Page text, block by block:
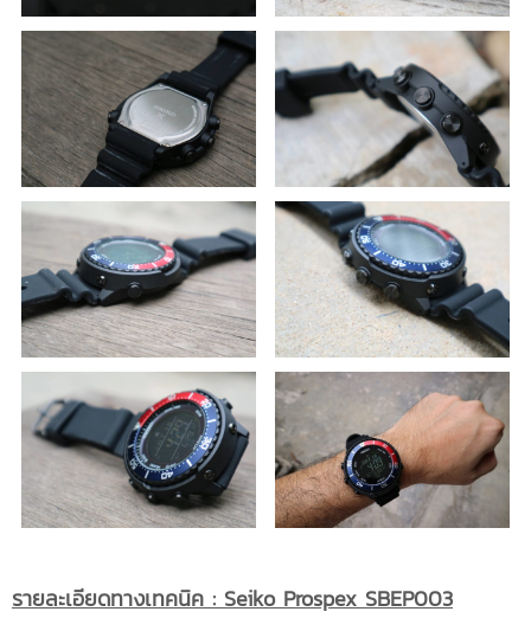
รายละเอียดทางเทคนิค : Seiko Prospex SBEP003